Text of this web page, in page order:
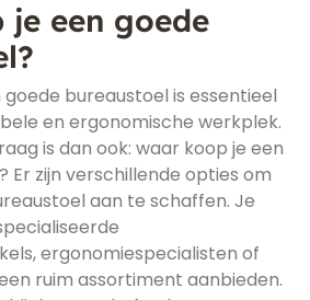
je een goede
bureaustoel is essentieel
en ergonomische werkplek.
is dan ook: waar koop je een
Er zijn verschillende opties om
aan te schaffen. Je
ergonomiespecialisten of
ruim assortiment aanbieden.